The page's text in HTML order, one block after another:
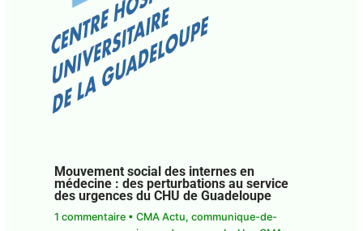
Mouvement social des internes en
médecine : des perturbations au service
des urgences du CHU de Guadeloupe
1 commentaire CMA Actu, communique-de-